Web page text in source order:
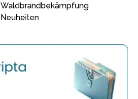
Waldbrandbekämpfung
Neuheiten